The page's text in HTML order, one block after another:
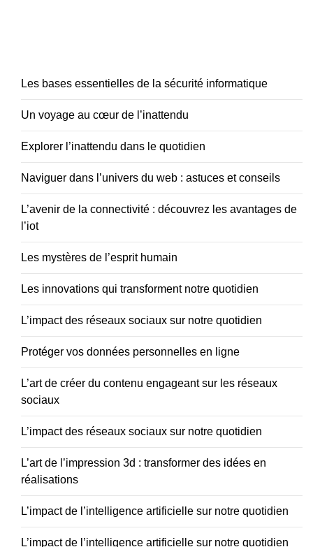
Les bases essentielles de la sécurité informatique
Un voyage au cœur de l’inattendu
Explorer l’inattendu dans le quotidien
Naviguer dans l’univers du web : astuces et conseils
L’avenir de la connectivité : découvrez les avantages de
l’iot
Les mystères de l’esprit humain
Les innovations qui transforment notre quotidien
L’impact des réseaux sociaux sur notre quotidien
Protéger vos données personnelles en ligne
L’art de créer du contenu engageant sur les réseaux
sociaux
L’impact des réseaux sociaux sur notre quotidien
L’art de l’impression 3d : transformer des idées en
réalisations
L’impact de l’intelligence artificielle sur notre quotidien
L’impact de l’intelligence artificielle sur notre quotidien